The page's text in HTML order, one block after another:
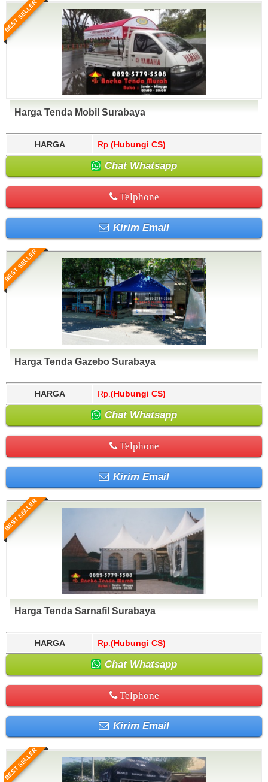
BEST SELLER
Harga Tenda Mobil Surabaya
HARGA Rp. (Hubungi CS)
Chat Whatsapp
Telphone
Kirim Email
BEST SELLER
Harga Tenda Gazebo Surabaya
HARGA Rp. (Hubungi CS)
Chat Whatsapp
Telphone
Kirim Email
BEST SELLER
Harga Tenda Sarnafil Surabaya
HARGA Rp. (Hubungi CS)
Chat Whatsapp
Telphone
Kirim Email
BEST SELLER